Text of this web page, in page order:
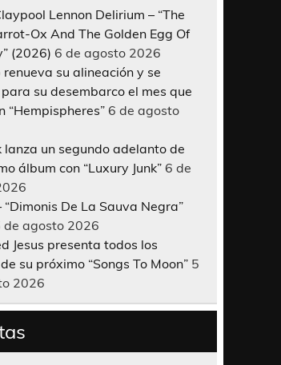
Lennon Delirium – “The
Ox And The Golden Egg Of
(2026) 6 de agosto 2026
renueva su alineación y se
su desembarco el mes que
“Hempispheres” 6 de agosto
lanza un segundo adelanto de
álbum con “Luxury Junk” 6 de
“Dimonis De La Sauva Negra”
de agosto 2026
Jesus presenta todos los
su próximo “Songs To Moon” 5
2026